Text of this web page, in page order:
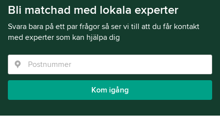
Bli matchad med lokala experter
Svara bara på ett par frågor så ser vi till att du får kontakt
med experter som kan hjälpa dig
Kom igång